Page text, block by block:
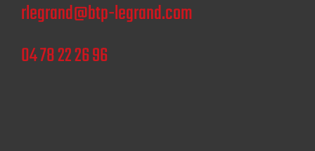
rlegrand@btp-legrand.com
04 78 22 26 96